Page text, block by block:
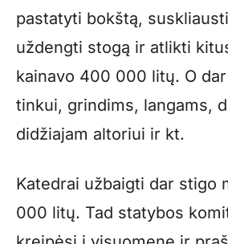
pastatyti bokštą,
uždengti stogą ir atlikti
kainavo 400 000 litų. O
tinkui, grindims, langams,
didžiajam altoriui ir kt.
Katedrai užbaigti dar stigo
000 litų. Tad statybos